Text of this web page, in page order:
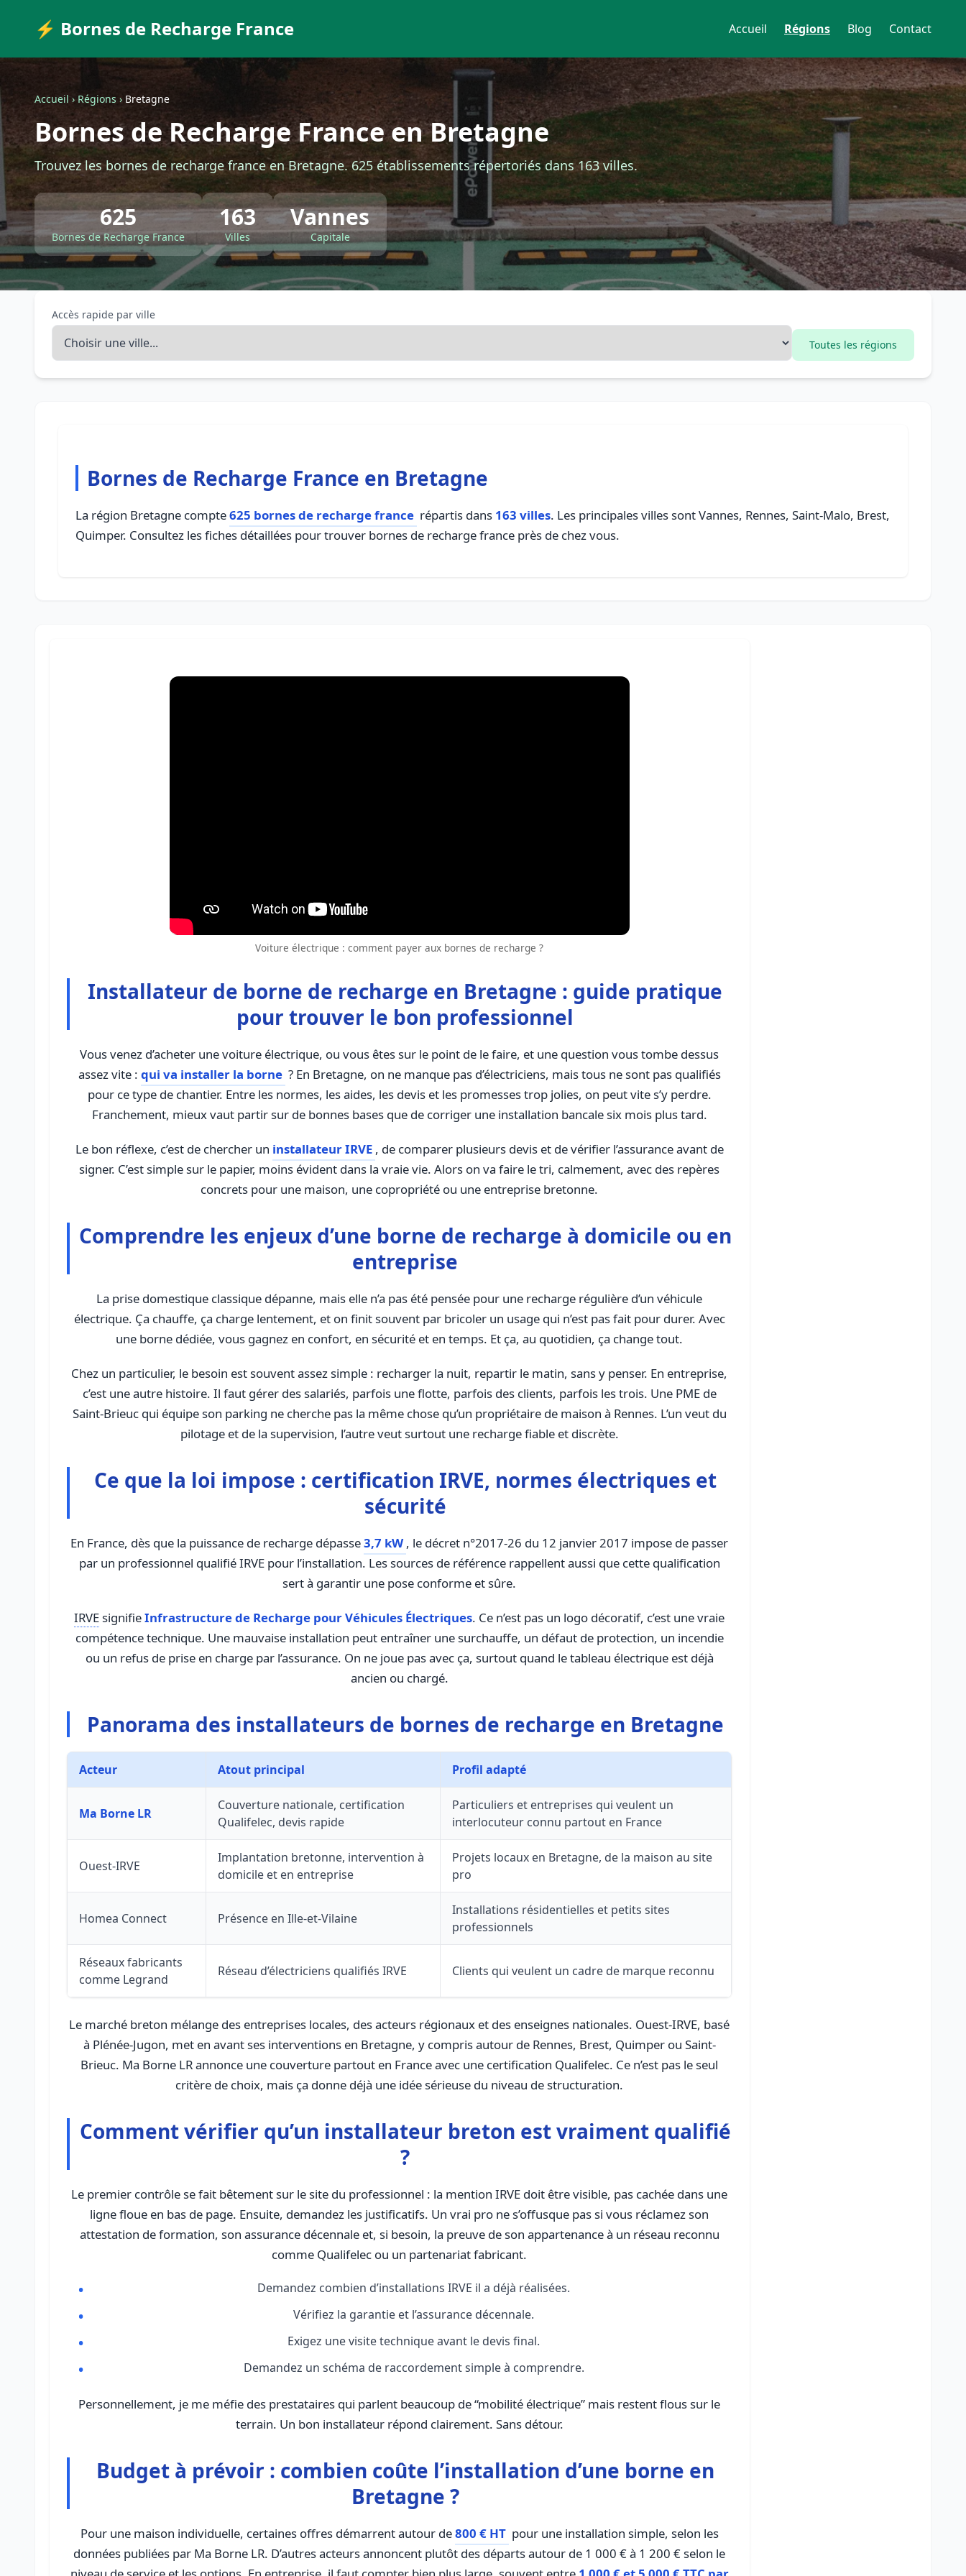
⚡ Bornes de Recharge France Accueil Régions Blog Contact
Accueil › Régions › Bretagne
Bornes de Recharge France en Bretagne
Trouvez les bornes de recharge france en Bretagne. 625 établissements répertoriés dans 163 villes.
625
Bornes de Recharge France
163
Villes
Vannes
Capitale
Accès rapide par ville
Toutes les régions
Bornes de Recharge France en Bretagne
La région Bretagne compte625 bornes de recharge france répartis dans 163 villes. Les principales villes sont Vannes, Rennes, Saint-Malo, Brest,
Quimper. Consultez les fiches détaillées pour trouver bornes de recharge france près de chez vous.
Voiture électrique : comment payer aux bornes de recharge ?
Installateur de borne de recharge en Bretagne : guide pratique
pour trouver le bon professionnel
Vous venez d’acheter une voiture électrique, ou vous êtes sur le point de le faire, et une question vous tombe dessus
assez vite : qui va installer la borne ? En Bretagne, on ne manque pas d’électriciens, mais tous ne sont pas qualifiés
pour ce type de chantier. Entre les normes, les aides, les devis et les promesses trop jolies, on peut vite s’y perdre.
Franchement, mieux vaut partir sur de bonnes bases que de corriger une installation bancale six mois plus tard.
Le bon réflexe, c’est de chercher un installateur IRVE , de comparer plusieurs devis et de vérifier l’assurance avant de
signer. C’est simple sur le papier, moins évident dans la vraie vie. Alors on va faire le tri, calmement, avec des repères
concrets pour une maison, une copropriété ou une entreprise bretonne.
Comprendre les enjeux d’une borne de recharge à domicile ou en
entreprise
La prise domestique classique dépanne, mais elle n’a pas été pensée pour une recharge régulière d’un véhicule
électrique. Ça chauffe, ça charge lentement, et on finit souvent par bricoler un usage qui n’est pas fait pour durer. Avec
une borne dédiée, vous gagnez en confort, en sécurité et en temps. Et ça, au quotidien, ça change tout.
Chez un particulier, le besoin est souvent assez simple : recharger la nuit, repartir le matin, sans y penser. En entreprise,
c’est une autre histoire. Il faut gérer des salariés, parfois une flotte, parfois des clients, parfois les trois. Une PME de
Saint-Brieuc qui équipe son parking ne cherche pas la même chose qu’un propriétaire de maison à Rennes. L’un veut du
pilotage et de la supervision, l’autre veut surtout une recharge fiable et discrète.
Ce que la loi impose : certification IRVE, normes électriques et
sécurité
En France, dès que la puissance de recharge dépasse3,7 kW, le décret n°2017-26 du 12 janvier 2017 impose de passer
par un professionnel qualifié IRVE pour l’installation. Les sources de référence rappellent aussi que cette qualification
sert à garantir une pose conforme et sûre.
IRVEsignifieInfrastructure de Recharge pour Véhicules Électriques. Ce n’est pas un logo décoratif, c’est une vraie
compétence technique. Une mauvaise installation peut entraîner une surchauffe, un défaut de protection, un incendie
ou un refus de prise en charge par l’assurance. On ne joue pas avec ça, surtout quand le tableau électrique est déjà
ancien ou chargé.
Panorama des installateurs de bornes de recharge en Bretagne
Acteur Atout principal Profil adapté
Ma Borne LR
Couverture nationale, certification
Qualifelec, devis rapide
Particuliers et entreprises qui veulent un
interlocuteur connu partout en France
Ouest-IRVE
Implantation bretonne, intervention à
domicile et en entreprise
Projets locaux en Bretagne, de la maison au site
pro
Homea Connect Présence en Ille-et-Vilaine
Installations résidentielles et petits sites
professionnels
Réseaux fabricants
comme Legrand
Réseau d’électriciens qualifiés IRVE Clients qui veulent un cadre de marque reconnu
Le marché breton mélange des entreprises locales, des acteurs régionaux et des enseignes nationales. Ouest-IRVE, basé
à Plénée-Jugon, met en avant ses interventions en Bretagne, y compris autour de Rennes, Brest, Quimper ou Saint-
Brieuc. Ma Borne LR annonce une couverture partout en France avec une certification Qualifelec. Ce n’est pas le seul
critère de choix, mais ça donne déjà une idée sérieuse du niveau de structuration.
Comment vérifier qu’un installateur breton est vraiment qualifié
?
Le premier contrôle se fait bêtement sur le site du professionnel : la mention IRVE doit être visible, pas cachée dans une
ligne floue en bas de page. Ensuite, demandez les justificatifs. Un vrai pro ne s’offusque pas si vous réclamez son
attestation de formation, son assurance décennale et, si besoin, la preuve de son appartenance à un réseau reconnu
comme Qualifelec ou un partenariat fabricant.
Demandez combien d’installations IRVE il a déjà réalisées.
Vérifiez la garantie et l’assurance décennale.
Exigez une visite technique avant le devis final.
Demandez un schéma de raccordement simple à comprendre.
Personnellement, je me méfie des prestataires qui parlent beaucoup de “mobilité électrique” mais restent flous sur le
terrain. Un bon installateur répond clairement. Sans détour.
Budget à prévoir : combien coûte l’installation d’une borne en
Bretagne ?
Pour une maison individuelle, certaines offres démarrent autour de800 € HT pour une installation simple, selon les
données publiées par Ma Borne LR. D’autres acteurs annoncent plutôt des départs autour de 1 000 € à 1 200 € selon le